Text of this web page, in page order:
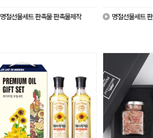
명절선물세트 판촉물 판촉물제작 명절선물세트